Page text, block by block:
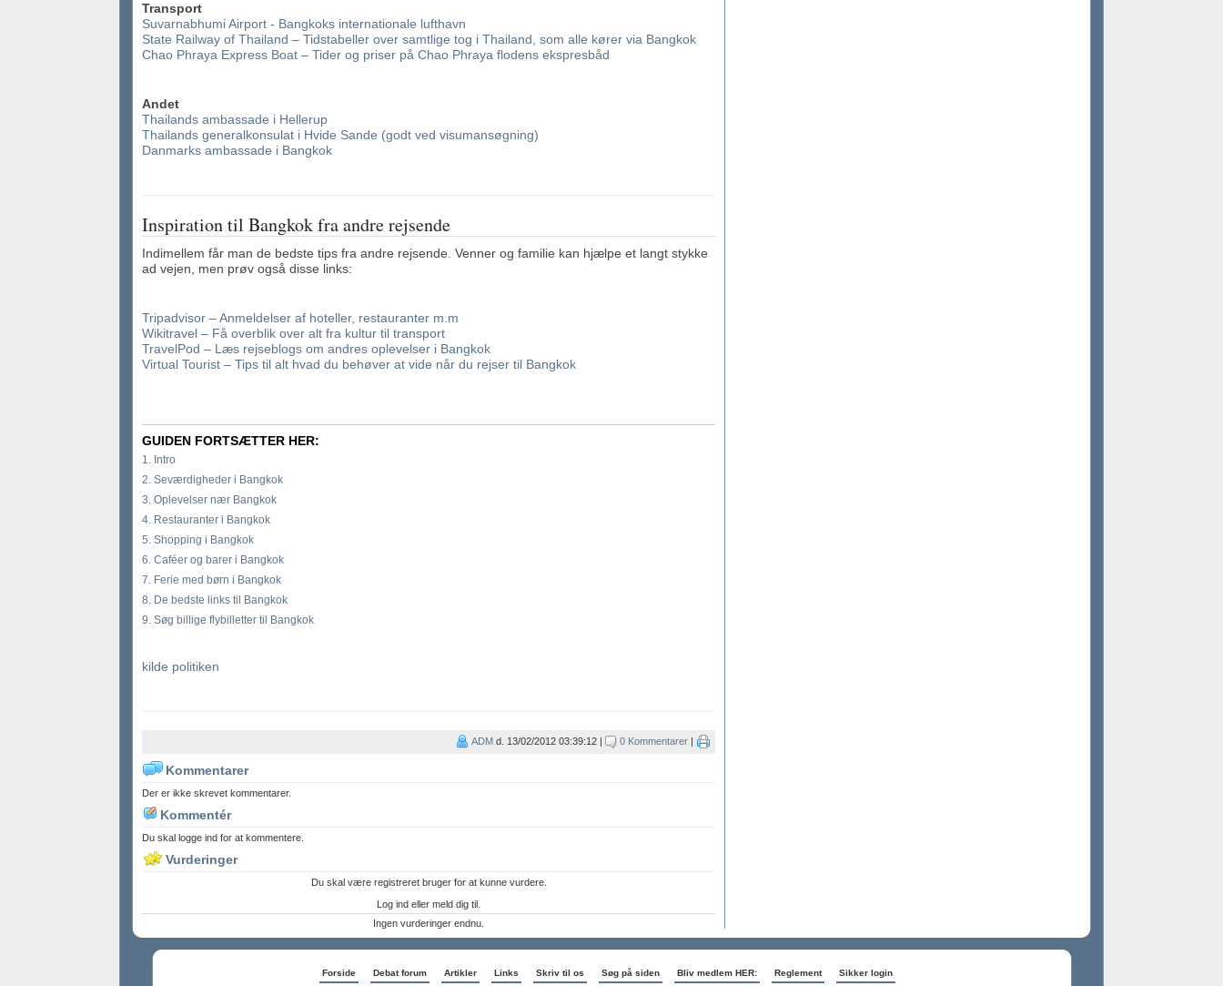
Transport
Suvarnabhumi Airport - Bangkoks internationale lufthavn
State Railway of Thailand – Tidstabeller over samtlige tog i Thailand, som alle kører via Bangkok
Chao Phraya Express Boat – Tider og priser på Chao Phraya flodens ekspresbåd
Andet
Thailands ambassade i Hellerup
Thailands generalkonsulat i Hvide Sande (godt ved visumansøgning)
Danmarks ambassade i Bangkok
Inspiration til Bangkok fra andre rejsende
Indimellem får man de bedste tips fra andre rejsende. Venner og familie kan hjælpe et langt stykke
ad vejen, men prøv også disse links:
Tripadvisor – Anmeldelser af hoteller, restauranter m.m
Wikitravel – Få overblik over alt fra kultur til transport
TravelPod – Læs rejseblogs om andres oplevelser i Bangkok
Virtual Tourist – Tips til alt hvad du behøver at vide når du rejser til Bangkok
GUIDEN FORTSÆTTER HER:
1. Intro
2. Seværdigheder i Bangkok
3. Oplevelser nær Bangkok
4. Restauranter i Bangkok
5. Shopping i Bangkok
6. Caféer og barer i Bangkok
7. Ferie med børn i Bangkok
8. De bedste links til Bangkok
9. Søg billige flybilletter til Bangkok
kilde politiken
ADM d. 13/02/2012 03:39:12 | 0 Kommentarer |
Kommentarer
Der er ikke skrevet kommentarer.
Kommentér
Du skal logge ind for at kommentere.
Vurderinger
Du skal være registreret bruger for at kunne vurdere.
Log ind eller meld dig til.
Ingen vurderinger endnu.
Forside Debat forum Artikler Links Skriv til os Søg på siden Bliv medlem HER: Reglement Sikker login